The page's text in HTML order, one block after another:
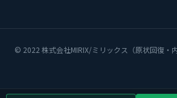
© 2022 株式会社MIRIX/ミリックス（原状回復・